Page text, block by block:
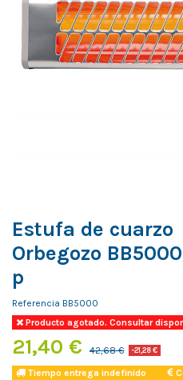
Estufa de cuarzo
Orbegozo
p
Referencia BB5000
Producto agotado. Consultar
21,40 € 42,68 € -21,28 €
Tiempo entrega indefinido